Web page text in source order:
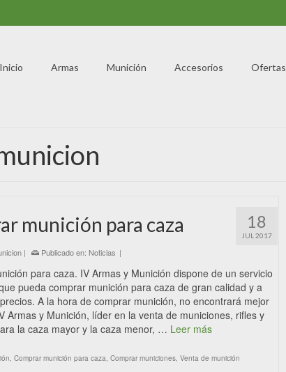
Inicio Armas Munición Accesorios Ofertas
18
JUL 2017
munición para caza
| Publicado en: Noticias |
para caza. IV Armas y Munición dispone de un servicio
pueda comprar munición para caza de gran calidad y a
A la hora de comprar munición, no encontrará mejor
Armas y Munición, líder en la venta de municiones, rifles y
la caza mayor y la caza menor, … Leer más
, Comprar munición para caza, Comprar municiones, Venta de munición